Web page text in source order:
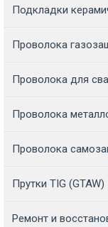
Подкладки
Проволока
Проволока для
Проволока
Проволока
Прутки TIG (GTAW)
Ремонт и